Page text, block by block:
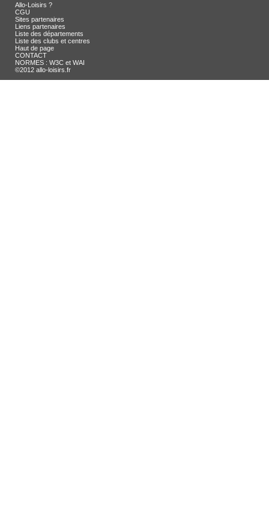
Allo-Loisirs ?
CGU
Sites partenaires
Liens partenaires
Liste des départements
Liste des clubs et centres
Haut de page
CONTACT
NORMES : W3C et WAI
©2012 allo-loisirs.fr